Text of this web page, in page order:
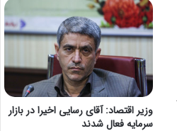
وزیر اقتصاد: آقای رسایی اخیرا در بازار
سرمایه فعال شدند